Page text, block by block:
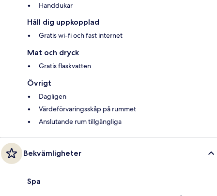
Handdukar
Håll dig uppkopplad
Gratis wi-fi och fast internet
Mat och dryck
Gratis flaskvatten
Övrigt
Dagligen
Värdeförvaringsskåp på rummet
Anslutande rum tillgängliga
Bekvämligheter
Spa